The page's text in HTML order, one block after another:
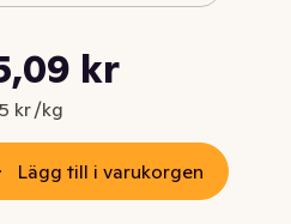
pris är: 175,09 kr
kr
kr /kg
120,75 kr /kg
Lägg till i varukorgen